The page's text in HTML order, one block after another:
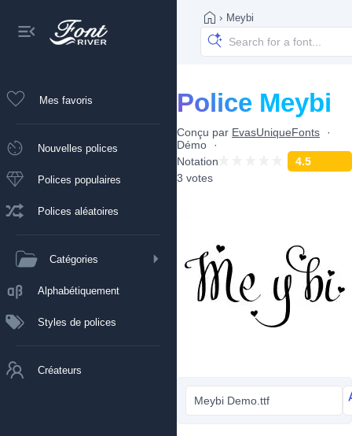
Mes favoris
Nouvelles polices
Polices populaires
Polices aléatoires
Catégories
Alphabétiquement
Styles de polices
Créateurs
› Meybi
Police Meybi
Conçu par EvasUniqueFonts
Démo
Notation
4.5
3 votes
Meybi Demo.ttf